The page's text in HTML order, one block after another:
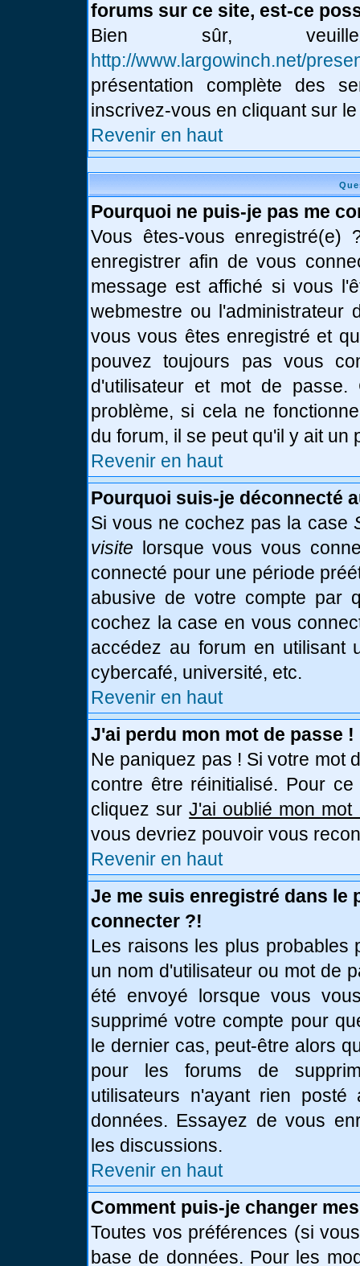
forums sur ce site, est-ce
Bien sûr,
http://www.largowinch.net/
présentation complète des
inscrivez-vous en cliquant sur
Revenir en haut
Pourquoi ne puis-je pas me
Vous êtes-vous enregistré(e)
enregistrer afin de vous
message est affiché si vous
webmestre ou l'administrateur
vous vous êtes enregistré et
pouvez toujours pas vous
d'utilisateur et mot de
problème, si cela ne
du forum, il se peut qu'il y ait un
Revenir en haut
Pourquoi suis-je déconnecté
Si vous ne cochez pas la case
visite lorsque vous vous
connecté pour une période
abusive de votre compte par
cochez la case en vous
accédez au forum en utilisant
cybercafé, université, etc.
Revenir en haut
J'ai perdu mon mot de passe !
Ne paniquez pas ! Si votre mot
contre être réinitialisé. Pour
cliquez surJ'ai oublié mon mot
vous devriez pouvoir vous
Revenir en haut
Je me suis enregistré dans le
connecter ?!
Les raisons les plus probables
un nom d'utilisateur ou mot de
été envoyé lorsque vous
supprimé votre compte pour
le dernier cas, peut-être alors
pour les forums de
utilisateurs n'ayant rien
données. Essayez de vous
les discussions.
Revenir en haut
Comment puis-je changer
Toutes vos préférences (si
base de données. Pour les